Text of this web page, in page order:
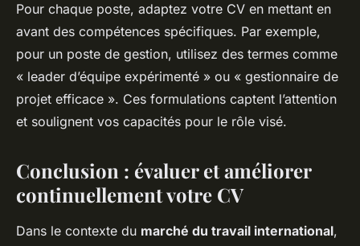
Pour chaque poste, adaptez votre CV en mettant en
avant des compétences spécifiques. Par exemple,
pour un poste de gestion, utilisez des termes comme
« leader d’équipe expérimenté » ou « gestionnaire de
projet efficace ». Ces formulations captent l’attention
et soulignent vos capacités pour le rôle visé.
Conclusion : évaluer et améliorer
continuellement votre CV
Dans le contexte du marché du travail international,